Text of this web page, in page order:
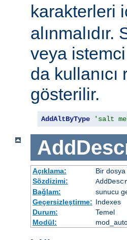
karakterleri
veya
da
gösterilir.
AddAltByType 'salt
Açıklama:
Bir
Sözdizimi:
Bağlam:
sunucu
Geçersizleştirme: Indexes
Durum:
Temel
Modül: